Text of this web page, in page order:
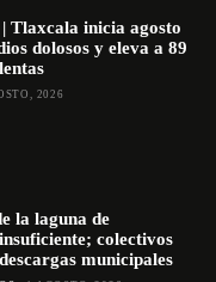
Tlaxcala inicia agosto
dolosos y eleva a 89
2026
la laguna de
colectivos
municipales